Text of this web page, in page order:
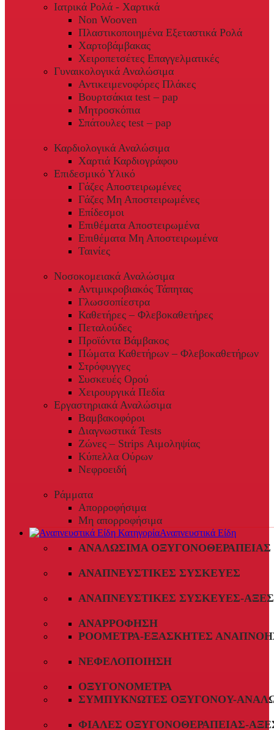
Ιατρικά Ρολά - Χαρτικά
Non Wooven
Πλαστικοποιημένα Εξεταστικά Ρολά
Χαρτοβάμβακας
Χειροπετσέτες Επαγγελματικές
Γυναικολογικά Αναλώσιμα
Αντικειμενοφόρες Πλάκες
Βουρτσάκια test – pap
Μητροσκόπια
Σπάτουλες test – pap
Καρδιολογικά Αναλώσιμα
Χαρτιά Καρδιογράφου
Επιδεσμικό Υλικό
Γάζες Αποστειρωμένες
Γάζες Μη Αποστειρωμένες
Επίδεσμοι
Επιθέματα Αποστειρωμένα
Επιθέματα Μη Αποστειρωμένα
Ταινίες
Νοσοκομειακά Αναλώσιμα
Αντιμικροβιακός Τάπητας
Γλωσσοπίεστρα
Καθετήρες – Φλεβοκαθετήρες
Πεταλούδες
Προϊόντα Βάμβακος
Πώματα Καθετήρων – Φλεβοκαθετήρων
Στρόφυγγες
Συσκευές Ορού
Χειρουργικά Πεδία
Εργαστηριακά Αναλώσιμα
Βαμβακοφόροι
Διαγνωστικά Tests
Ζώνες – Strips Αιμοληψίας
Κύπελλα Ούρων
Νεφροειδή
Ράμματα
Απορροφήσιμα
Μη απορροφήσιμα
Αναπνευστικά Είδη
ΑΝΑΛΏΣΙΜΑ ΟΞΥΓΟΝΟΘΕΡΑΠΕΊΑΣ
ΑΝΑΠΝΕΥΣΤΙΚΈΣ ΣΥΣΚΕΥΈΣ
ΑΝΑΠΝΕΥΣΤΙΚΈΣ ΣΥΣΚΕΥΈΣ-
ΑΝΑΡΡΌΦΗΣΗ
ΡΟΌΜΕΤΡΑ-ΕΞΑΣΚΗΤΈΣ
ΝΕΦΕΛΟΠΟΊΗΣΗ
ΟΞΥΓΟΝΌΜΕΤΡΑ
ΣΥΜΠΥΚΝΩΤΈΣ ΟΞΥΓΌΝΟΥ-
ΦΙΆΛΕΣ ΟΞΥΓΟΝΟΘΕΡΑΠΕΊΑΣ-